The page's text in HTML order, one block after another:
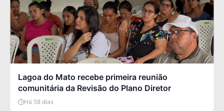
Lagoa do Mato recebe primeira reunião
comunitária da Revisão do Plano Diretor
Há 58 dias